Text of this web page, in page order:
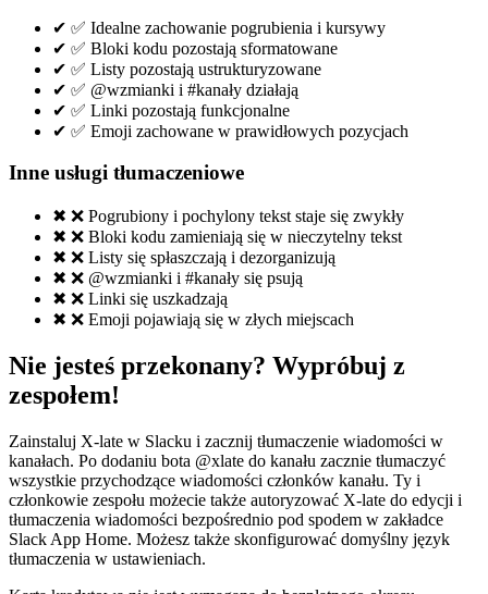
✔ ✅ Idealne zachowanie pogrubienia i kursywy
✔ ✅ Bloki kodu pozostają sformatowane
✔ ✅ Listy pozostają ustrukturyzowane
✔ ✅ @wzmianki i #kanały działają
✔ ✅ Linki pozostają funkcjonalne
✔ ✅ Emoji zachowane w prawidłowych pozycjach
Inne usługi tłumaczeniowe
✖ ❌ Pogrubiony i pochylony tekst staje się zwykły
✖ ❌ Bloki kodu zamieniają się w nieczytelny tekst
✖ ❌ Listy się spłaszczają i dezorganizują
✖ ❌ @wzmianki i #kanały się psują
✖ ❌ Linki się uszkadzają
✖ ❌ Emoji pojawiają się w złych miejscach
Nie jesteś przekonany? Wypróbuj z
zespołem!
Zainstaluj X-late w Slacku i zacznij tłumaczenie wiadomości w
kanałach. Po dodaniu bota @xlate do kanału zacznie tłumaczyć
wszystkie przychodzące wiadomości członków kanału. Ty i
członkowie zespołu możecie także autoryzować X-late do edycji i
tłumaczenia wiadomości bezpośrednio pod spodem w zakładce
Slack App Home. Możesz także skonfigurować domyślny język
tłumaczenia w ustawieniach.